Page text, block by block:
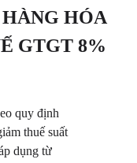
HÓA
GTGT 8%
quy định
thuế suất
dụng từ